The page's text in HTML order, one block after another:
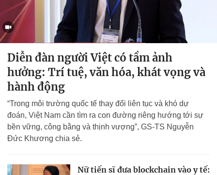
Diễn đàn người Việt có tầm ảnh
hưởng: Trí tuệ, văn hóa, khát vọng và
hành động
“Trong môi trường quốc tế thay đổi liên tục và khó dự
đoán, Việt Nam cần tìm ra con đường riêng hướng tới sự
bền vững, công bằng và thịnh vượng”, GS-TS Nguyễn
Đức Khương chia sẻ.
Nữ tiến sĩ đưa blockchain vào y tế: